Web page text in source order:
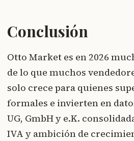
Conclusión
Otto Market es en 2026
de lo que muchos
solo crece para quienes
formales e invierten en
UG, GmbH y e.K.
IVA y ambición de